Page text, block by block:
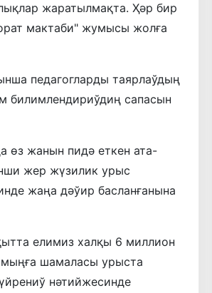
жаратылмақта. Ҳәр бир
мактаби" жумысы жолға
педагогларды таярлаўдың
билимлендириўдиң сапасын
өз жанын пидә еткен ата-
жер жүзилик урыс
жаңа дәўир басланғанына
елимиз халқы 6 миллион
шамаласы урыста
нәтийжесинде